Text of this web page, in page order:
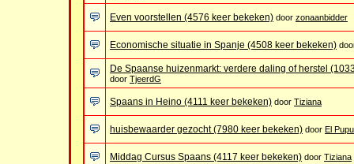
Even voorstellen (4576 keer bekeken) door zonaanbidder
Economische situatie in Spanje (4508 keer bekeken)
De Spaanse huizenmarkt: verdere daling of herstel
door TjeerdG
Spaans in Heino (4111 keer bekeken) door Tiziana
huisbewaarder gezocht (7980 keer bekeken) door El
Middag Cursus Spaans (4117 keer bekeken) door Tiziana